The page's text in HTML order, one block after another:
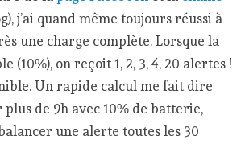
j’ai quand même toujours réussi à
une charge complète. Lorsque la
(10%), on reçoit 1, 2, 3, 4, 20 alertes !
Un rapide calcul me fait dire
plus de 9h avec 10% de batterie,
une alerte toutes les 30